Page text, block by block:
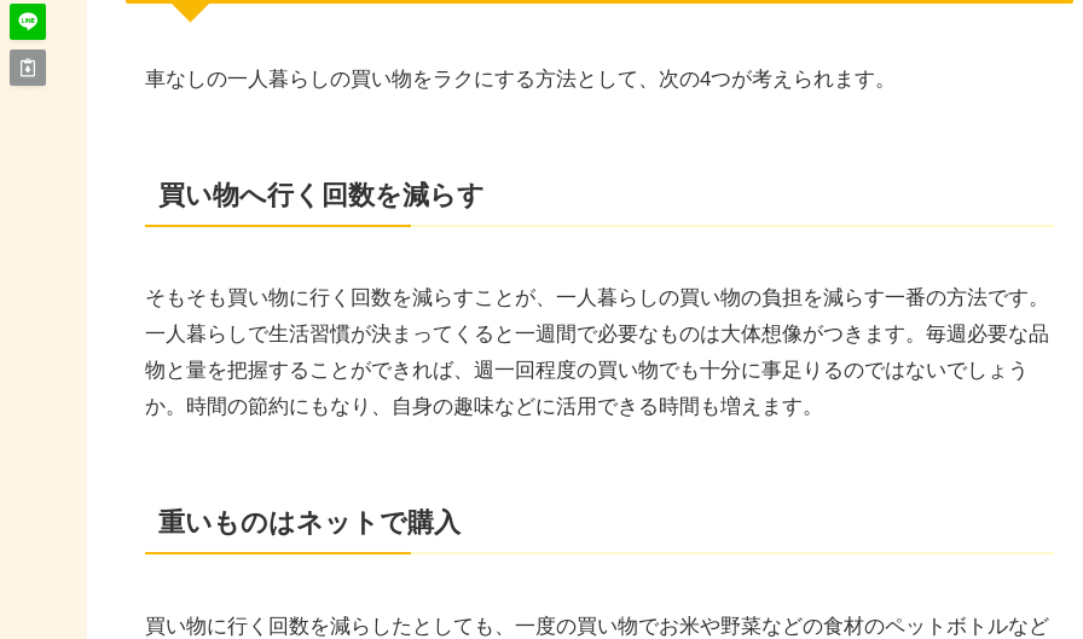
車なしの一人暮らしの買い物をラクにする方法として、次の4つが考えられます。
買い物へ行く回数を減らす
そもそも買い物に行く回数を減らすことが、一人暮らしの買い物の負担を減らす一番の方法です。
一人暮らしで生活習慣が決まってくると一週間で必要なものは大体想像がつきます。毎週必要な品
物と量を把握することができれば、週一回程度の買い物でも十分に事足りるのではないでしょう
か。時間の節約にもなり、自身の趣味などに活用できる時間も増えます。
重いものはネットで購入
買い物に行く回数を減らしたとしても、一度の買い物でお米や野菜などの食材のペットボトルなど